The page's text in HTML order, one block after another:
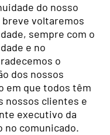
do nosso
voltaremos
sempre com o
e no
o
dos nossos
em que todos têm
nossos clientes e
executivo da
no comunicado.